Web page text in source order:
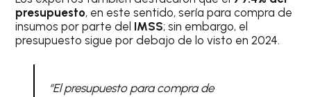
presupuesto, en este sentido, sería para compra de
insumos por parte del IMSS; sin embargo, el
presupuesto sigue por debajo de lo visto en 2024.
“El presupuesto para compra de